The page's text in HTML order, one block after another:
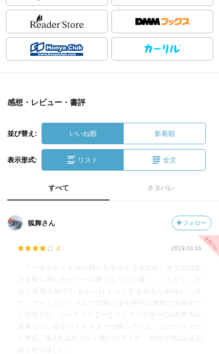
感想・レビュー・書評
並び替え: いいね順 新着順
表示形式: リスト 全文
すべて ネタバレ
狐舞さん フォロー
4 2019.03.16
アースクレイドルの戦いもそろそろ大詰め。オウカは自
分を取り戻したがゲーム通りならこの後……。しかし、か
なり改変されているからひょっとするかもしれない。さ
て、アースクレイドルでの戦いは今年中の連載で決着がつ
くだろうが、シャドウミラーとインスペクターの2大勢力が
居座っているホワイトスターが残っている。このペースだ
と外伝、第2次はおそらく無いだろうが、せめてOG２は完
結させてほしい。